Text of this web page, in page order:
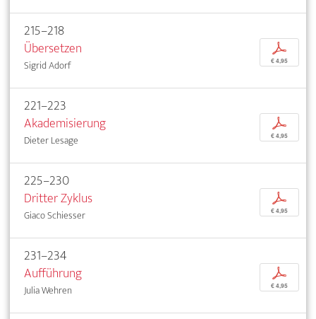
215–218
Übersetzen
Sigrid Adorf
p
€ 4,95
221–223
Akademisierung
Dieter Lesage
p
€ 4,95
225–230
Dritter Zyklus
Giaco Schiesser
p
€ 4,95
231–234
Aufführung
Julia Wehren
p
€ 4,95